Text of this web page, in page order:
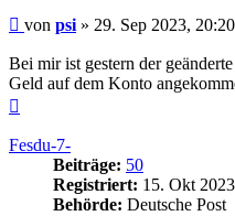
Beitrag
von psi » 29. Sep 2023, 20:20
Bei mir ist gestern der
Geld auf dem Konto
Fesdu-7-
Beiträge: 50
Registriert: 15. Okt
Behörde: Deutsche Post